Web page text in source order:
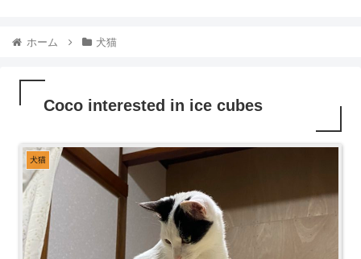
ホーム 犬猫
Coco interested in ice cubes
犬猫